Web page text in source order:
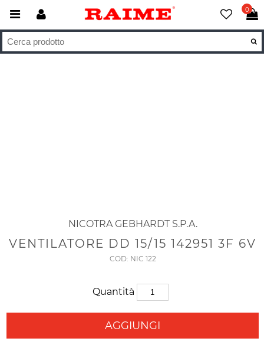
0
NICOTRA GEBHARDT S.P.A.
VENTILATORE DD 15/15 142951 3F 6V
COD: NIC 122
Quantità
AGGIUNGI